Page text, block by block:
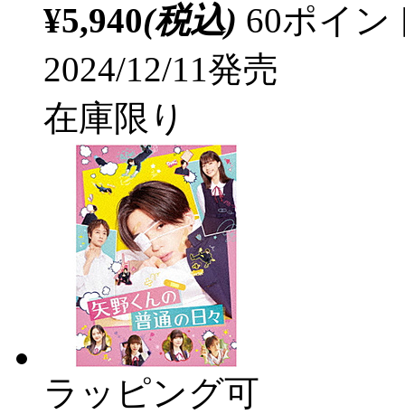
¥5,940(税込) 60ポイ
2024/12/11発売
在庫限り
ラッピング可